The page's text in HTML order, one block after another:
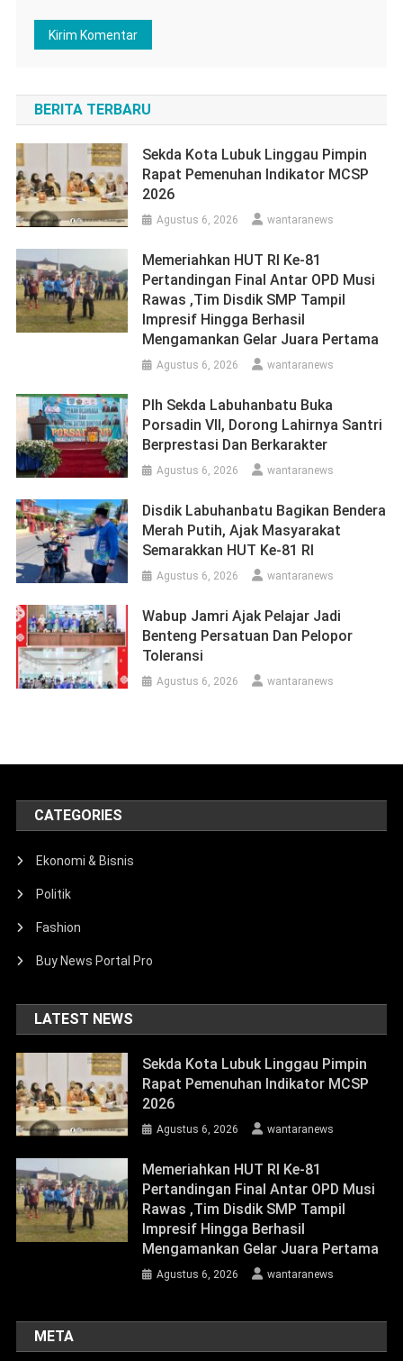
BERITA TERBARU
Sekda Kota Lubuk Linggau Pimpin
Rapat Pemenuhan Indikator MCSP
2026
Agustus 6, 2026 wantaranews
Memeriahkan HUT RI Ke-81
Pertandingan Final Antar OPD Musi
Rawas ,Tim Disdik SMP Tampil
Impresif Hingga Berhasil
Mengamankan Gelar Juara Pertama
Agustus 6, 2026 wantaranews
Plh Sekda Labuhanbatu Buka
Porsadin VII, Dorong Lahirnya Santri
Berprestasi Dan Berkarakter
Agustus 6, 2026 wantaranews
Disdik Labuhanbatu Bagikan Bendera
Merah Putih, Ajak Masyarakat
Semarakkan HUT Ke-81 RI
Agustus 6, 2026 wantaranews
Wabup Jamri Ajak Pelajar Jadi
Benteng Persatuan Dan Pelopor
Toleransi
Agustus 6, 2026 wantaranews
CATEGORIES
Ekonomi & Bisnis
Politik
Fashion
Buy News Portal Pro
LATEST NEWS
Sekda Kota Lubuk Linggau Pimpin
Rapat Pemenuhan Indikator MCSP
2026
Agustus 6, 2026 wantaranews
Memeriahkan HUT RI Ke-81
Pertandingan Final Antar OPD Musi
Rawas ,Tim Disdik SMP Tampil
Impresif Hingga Berhasil
Mengamankan Gelar Juara Pertama
Agustus 6, 2026 wantaranews
META